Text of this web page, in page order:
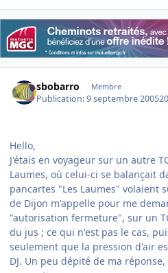
sbobarro Membre
Publication:9 septembre 2005
Hello,
J'étais en voyageur sur un autre
Laumes, où celui-ci se balançait
pancartes "Les Laumes" volaient
de Dijon m'appelle pour me
"autorisation fermeture", sur un
du jus ; ce qui n'est pas le cas,
seulement que la pression d'air
DJ. Un peu dépité de ma